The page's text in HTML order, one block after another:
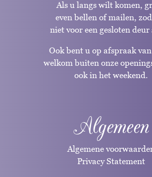
Als u langs wilt komen,
even bellen of mailen,
niet voor een gesloten deur
Ook bent u op afspraak
welkom buiten onze
ook in het weekend.
Algemeen
Algemene
Privacy Statement